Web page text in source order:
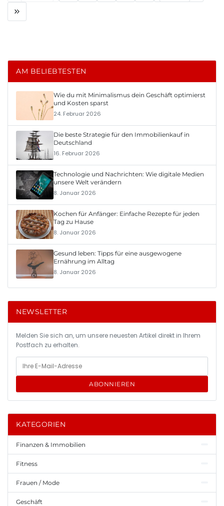
AM BELIEBTESTEN
Wie du mit Minimalismus dein Geschäft optimierst
und Kosten sparst
24. Februar 2026
Die beste Strategie für den Immobilienkauf in
Deutschland
16. Februar 2026
Technologie und Nachrichten: Wie digitale Medien
unsere Welt verändern
8. Januar 2026
Kochen für Anfänger: Einfache Rezepte für jeden
Tag zu Hause
8. Januar 2026
Gesund leben: Tipps für eine ausgewogene
Ernährung im Alltag
8. Januar 2026
NEWSLETTER
Melden Sie sich an, um unsere neuesten Artikel direkt in Ihrem
Postfach zu erhalten.
ABONNIEREN
KATEGORIEN
Finanzen & Immobilien
Fitness
Frauen / Mode
Geschäft